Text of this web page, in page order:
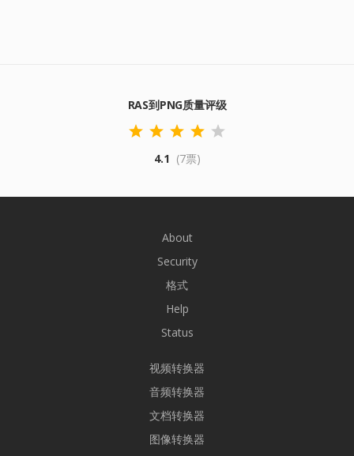
RAS到PNG质量评级
4.1 (7票)
About
Security
格式
Help
Status
视频转换器
音频转换器
文档转换器
图像转换器